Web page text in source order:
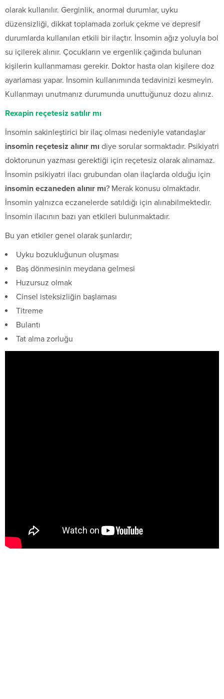
olarak kullanılır. Gerginlik, anormal durumlar, uyku
düzensizliği, dikkat toplamada zorluk çekme ve depresif
durumlarda kullanılan etkili bir ilaçtır. İnsomin ağız yoluyla bol
su içilerek alınır. Çocukların ve ergenlik çağında bulunan
kişilerin kullanmaması gerekir. Doktor hasta olan kişilere doz
ayarlaması yapar. İnsomin kullanımında tedavinizi kesmeyin.
Kullanmayı unutmanız durumunda unuttuğunuz dozu alınız.
Rexapin reçetesiz satılır mı
İnsomin sakinleştirici bir ilaç olması nedeniyle vatandaşlar
insomin reçetesiz alınır mı diye sorular sormaktadır. Psikiyatri
doktorunun yazması gerektiği için reçetesiz olarak alınamaz.
İnsomin psikiyatri ilacı grubundan olan ilaçlarda olduğu için
insomin eczaneden alınır mı? Merak konusu olmaktadır.
İnsomin yalnızca eczanelerde satıldığı için alınabilmektedir.
İnsomin ilacının bazı yan etkileri bulunmaktadır.
Bu yan etkiler genel olarak şunlardır;
Uyku bozukluğunun oluşması
Baş dönmesinin meydana gelmesi
Huzursuz olmak
Cinsel isteksizliğin başlaması
Titreme
Bulantı
Tat alma zorluğu